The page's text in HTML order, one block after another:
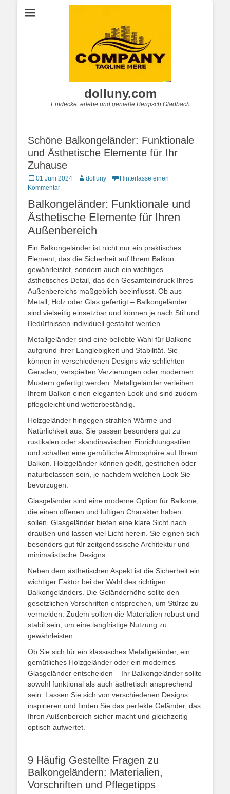
dolluny.com
Entdecke, erlebe und genieße Bergisch Gladbach
Schöne Balkongeländer: Funktionale
und Ästhetische Elemente für Ihr
Zuhause
Posted
on
01 Juni 2024 Autordolluny
Hinterlasse einen
Kommentar
Balkongeländer: Funktionale und
Ästhetische Elemente für Ihren
Außenbereich
Ein Balkongeländer ist nicht nur ein praktisches
Element, das die Sicherheit auf Ihrem Balkon
gewährleistet, sondern auch ein wichtiges
ästhetisches Detail, das den Gesamteindruck Ihres
Außenbereichs maßgeblich beeinflusst. Ob aus
Metall, Holz oder Glas gefertigt – Balkongeländer
sind vielseitig einsetzbar und können je nach Stil und
Bedürfnissen individuell gestaltet werden.
Metallgeländer sind eine beliebte Wahl für Balkone
aufgrund ihrer Langlebigkeit und Stabilität. Sie
können in verschiedenen Designs wie schlichten
Geraden, verspielten Verzierungen oder modernen
Mustern gefertigt werden. Metallgeländer verleihen
Ihrem Balkon einen eleganten Look und sind zudem
pflegeleicht und wetterbeständig.
Holzgeländer hingegen strahlen Wärme und
Natürlichkeit aus. Sie passen besonders gut zu
rustikalen oder skandinavischen Einrichtungsstilen
und schaffen eine gemütliche Atmosphäre auf Ihrem
Balkon. Holzgeländer können geölt, gestrichen oder
naturbelassen sein, je nachdem welchen Look Sie
bevorzugen.
Glasgeländer sind eine moderne Option für Balkone,
die einen offenen und luftigen Charakter haben
sollen. Glasgeländer bieten eine klare Sicht nach
draußen und lassen viel Licht herein. Sie eignen sich
besonders gut für zeitgenössische Architektur und
minimalistische Designs.
Neben dem ästhetischen Aspekt ist die Sicherheit ein
wichtiger Faktor bei der Wahl des richtigen
Balkongeländers. Die Geländerhöhe sollte den
gesetzlichen Vorschriften entsprechen, um Stürze zu
vermeiden. Zudem sollten die Materialien robust und
stabil sein, um eine langfristige Nutzung zu
gewährleisten.
Ob Sie sich für ein klassisches Metallgeländer, ein
gemütliches Holzgeländer oder ein modernes
Glasgeländer entscheiden – Ihr Balkongeländer sollte
sowohl funktional als auch ästhetisch ansprechend
sein. Lassen Sie sich von verschiedenen Designs
inspirieren und finden Sie das perfekte Geländer, das
Ihren Außenbereich sicher macht und gleichzeitig
optisch aufwertet.
9 Häufig Gestellte Fragen zu
Balkongeländern: Materialien,
Vorschriften und Pflegetipps